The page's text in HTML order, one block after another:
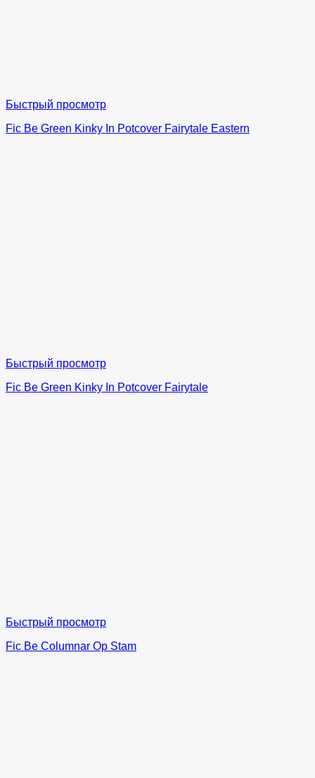
Быстрый просмотр
Fic Be Green Kinky In Potcover Fairytale Eastern
Быстрый просмотр
Fic Be Green Kinky In Potcover Fairytale
Быстрый просмотр
Fic Be Columnar Op Stam